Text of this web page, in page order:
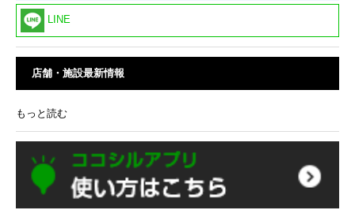
LINE
店舗・施設最新情報
もっと読む